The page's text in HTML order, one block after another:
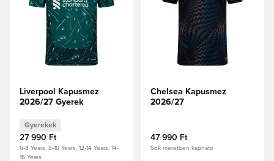
Liverpool Kapusmez
2026/27 Gyerek
Gyerekek
27 990 Ft
6-8 Years, 8-10 Years, 12-14 Years, 14-
16 Years
Chelsea Kapusmez
2026/27
47 990 Ft
Sok méretben kapható